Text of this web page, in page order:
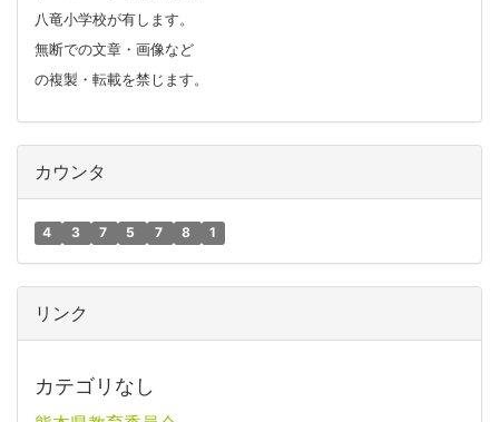
八竜小学校が有します。
無断での文章・画像など
の複製・転載を禁じます。
カウンタ
4 3 7 5 7 8 1
リンク
カテゴリなし